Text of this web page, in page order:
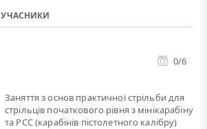
УЧАСНИКИ
0/6
Заняття з основ практичної стрільби для
стрільців початкового рівня з мінікарабіну
та РСС (карабінів пістолетного калібру)